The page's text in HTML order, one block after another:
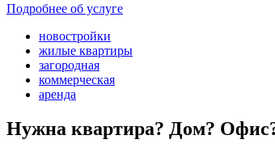
Подробнее об услуге
новостройки
жилые квартиры
загородная
коммерческая
аренда
Нужна квартира? Дом?